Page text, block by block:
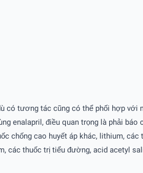
có tương tác cũng có thể phối hợp
enalapril, điều quan trọng là phải
chống cao huyết áp khác, lithium,
các thuốc trị tiểu đường, acid acetyl